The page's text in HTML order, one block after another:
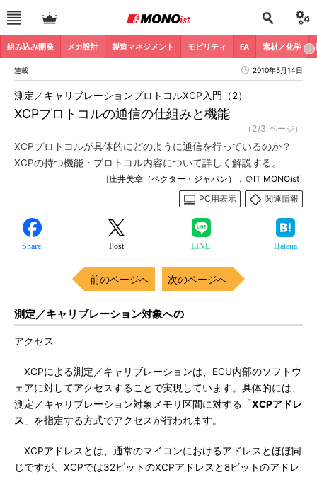
組み込み開発 メカ設計 製造マネジメント モビリティ FA 素材／化学
連載 2010年5月14日
XCPプロトコルの通信の仕組みと機能
測定／キャリブレーションプロトコルXCP入門（2）
（2/3 ページ）
XCPプロトコルが具体的にどのように通信を行っているのか？
XCPの持つ機能・プロトコル内容について詳しく解説する。
[庄井美章（ベクター・ジャパン），＠IT MONOist]
PC用表示
関連情報
Share Post LINE Hatena
前のページへ 次のページへ
測定／キャリブレーション対象への
アクセス
XCPによる測定／キャリブレーションは、ECU内部のソフトウ
ェアに対してアクセスすることで実現しています。具体的には、
測定／キャリブレーション対象メモリ区間に対する「XCPアドレ
ス 」を指定する方式でアクセスが行われます。
XCPアドレスとは、通常のマイコンにおけるアドレスとほぼ同
じですが、XCPでは32ビットのXCPアドレスと8ビットのアドレ